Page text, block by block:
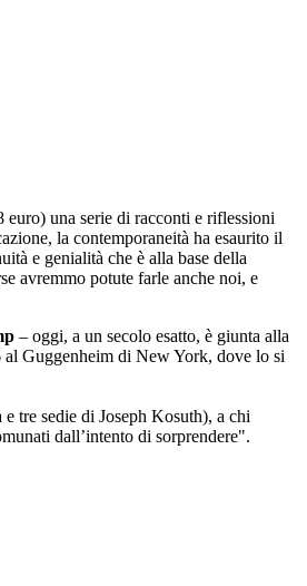
una serie di racconti e riflessioni
la contemporaneità ha esaurito il
e genialità che è alla base della
avremmo potute farle anche noi, e
– oggi, a un secolo esatto, è giunta alla
al Guggenheim di New York, dove lo si
tre sedie di Joseph Kosuth), a chi
dall’intento di sorprendere".